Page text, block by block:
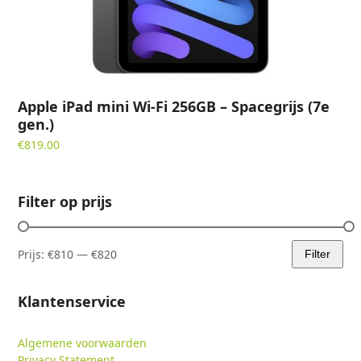
Apple iPad mini Wi-Fi 256GB – Spacegrijs (7e
gen.)
€819.00
Filter op prijs
Min.
Max.
Filter
Prijs:€810 —€820
Klantenservice
Algemene voorwaarden